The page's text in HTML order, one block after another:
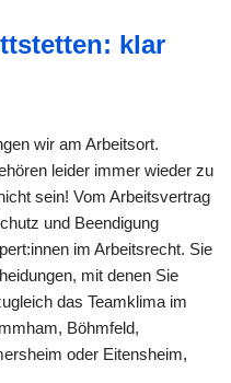
klar
wir am Arbeitsort.
leider immer wieder zu
sein! Vom Arbeitsvertrag
und Beendigung
im Arbeitsrecht. Sie
mit denen Sie
das Teamklima im
Böhmfeld,
oder Eitensheim,